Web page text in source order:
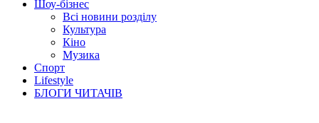
Шоу-бізнес
Всі новини розділу
Культура
Кіно
Музика
Спорт
Lifestyle
БЛОГИ ЧИТАЧІВ